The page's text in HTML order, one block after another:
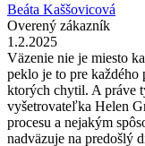
Beáta Kaššovicová
Overený zákazník
1.2.2025
Väzenie nie je miesto
peklo je to pre každého
ktorých chytil. A práve
vyšetrovateľka Helen
procesu a nejakým
nadväzuje na predošlý